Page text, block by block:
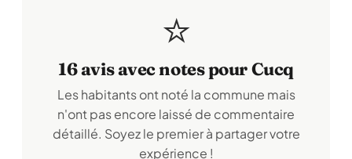
⭐
16 avis avec notes pour Cucq
Les habitants ont noté la commune mais
n'ont pas encore laissé de commentaire
détaillé. Soyez le premier à partager votre
expérience !